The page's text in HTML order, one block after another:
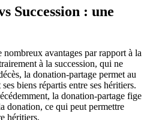
Succession : une
nombreux avantages par rapport à la
à la succession, qui ne
la donation-partage permet au
biens répartis entre ses héritiers.
la donation-partage fige
donation, ce qui peut permettre
héritiers.